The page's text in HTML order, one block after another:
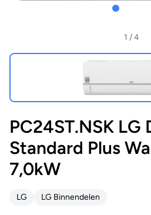
1 / 4
PC24ST.NSK LG
Standard Plus
7,0kW
LG LG Binnendelen